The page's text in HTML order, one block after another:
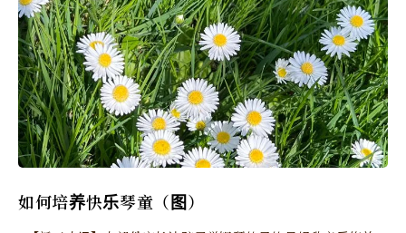
如何培养快乐琴童（图）